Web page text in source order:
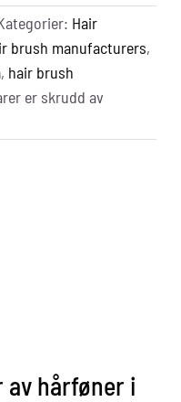
Hair
brush manufacturers,
, hair brush
er skrudd av
11
av hårføner i